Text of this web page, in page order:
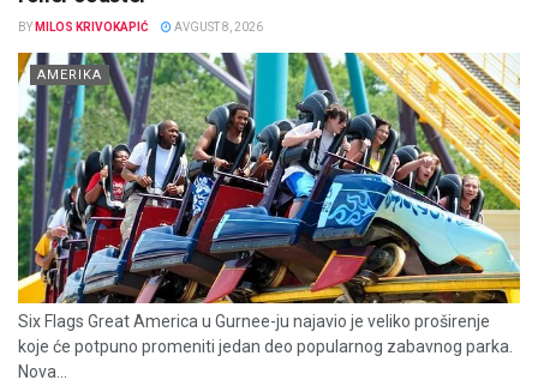
BY MILOS KRIVOKAPIĆ AVGUST 8, 2026
AMERIKA
Six Flags Great America u Gurnee-ju najavio je veliko proširenje
koje će potpuno promeniti jedan deo popularnog zabavnog parka.
Nova...